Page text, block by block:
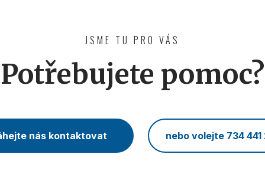
JSME TU PRO VÁS
Potřebujete pomoc?
nás kontaktovat nebo volejte 734 441